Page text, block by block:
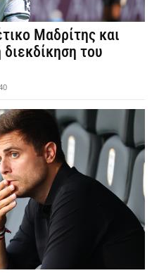
Μαδρίτης και
του